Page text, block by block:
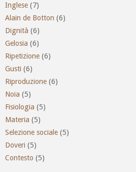
Inglese (7)
Alain de Botton (6)
Dignità (6)
Gelosia (6)
Ripetizione (6)
Gusti (6)
Riproduzione (6)
Noia (5)
Fisiologia (5)
Materia (5)
Selezione sociale (5)
Doveri (5)
Contesto (5)